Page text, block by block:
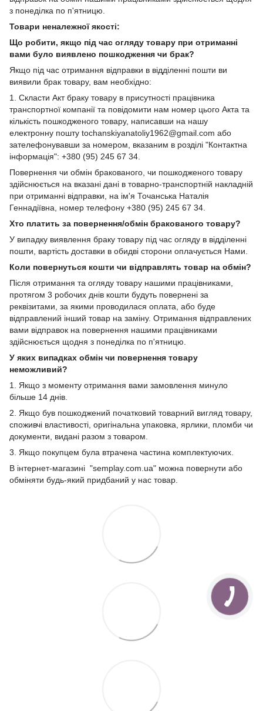
з понеділка по п'ятницю.
Товари неналежної якості:
Що робити, якщо під час огляду товару при отриманні
вами було виявлено пошкодження чи брак?
Якщо під час отримання відправки в відділенні пошти ви
виявили брак товару, вам необхідно:
1. Скласти Акт браку товару в присутності працівника
транспортної компанії та повідомити нам номер цього Акта та
кількість пошкодженого товару, написавши на нашу
електронну пошту tochanskiyanatoliy1962@gmail.com або
зателефонувавши за номером, вказаним в розділі "Контактна
інформація": +380 (95) 245 67 34.
Повернення чи обмін бракованого, чи пошкодженого товару
здійснюється на вказані дані в товарно-транспортній накладній
при отриманні відправки, на ім'я Точанська Наталія
Геннадіївна, номер телефону +380 (95) 245 67 34.
Хто платить за повернення/обмін бракованого товару?
У випадку виявлення браку товару під час огляду в відділенні
пошти, вартість доставки в обидві сторони оплачується Нами.
Коли повернуться кошти чи відправлять товар на обмін?
Після отримання та огляду товару нашими працівниками,
протягом 3 робочих днів кошти будуть повернені за
реквізитами, за якими проводилася оплата, або буде
відправлений інший товар на заміну. Отримання відправлених
вами відправок на повернення нашими працівниками
здійснюється щодня з понеділка по п'ятницю.
У яких випадках обмін чи повернення товару
неможливий?
1. Якщо з моменту отримання вами замовлення минуло
більше 14 днів.
2. Якщо був пошкоджений початковий товарний вигляд товару,
споживчі властивості, оригінальна упаковка, ярлики, пломби чи
документи, видані разом з товаром.
3. Якщо покупцем була втрачена частина комплектуючих.
В інтернет-магазині "semplay.com.ua" можна повернути або
обміняти будь-який придбаний у нас товар.